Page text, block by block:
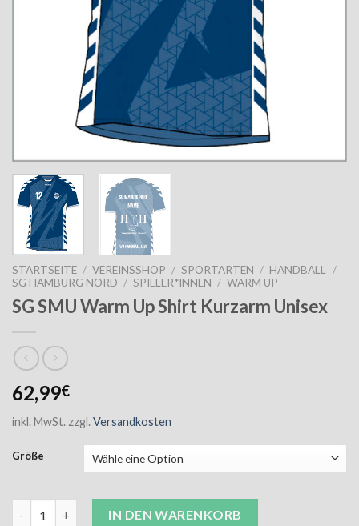
STARTSEITE / VEREINSSHOP / SPORTARTEN / HANDBALL
/
SG HAMBURG NORD / SPIELER*INNEN / WARM UP
SG SMU Warm Up Shirt Kurzarm Unisex
62,99€
inkl. MwSt. zzgl. Versandkosten
Größe
IN DEN WARENKORB